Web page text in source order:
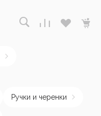
Ручки и черенки